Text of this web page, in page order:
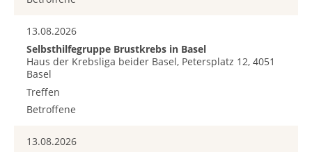
13.08.2026
Selbsthilfegruppe Brustkrebs in Basel
Haus der Krebsliga beider Basel, Petersplatz 12, 4051
Basel
Treffen
Betroffene
13.08.2026